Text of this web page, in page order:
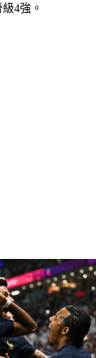
4強。